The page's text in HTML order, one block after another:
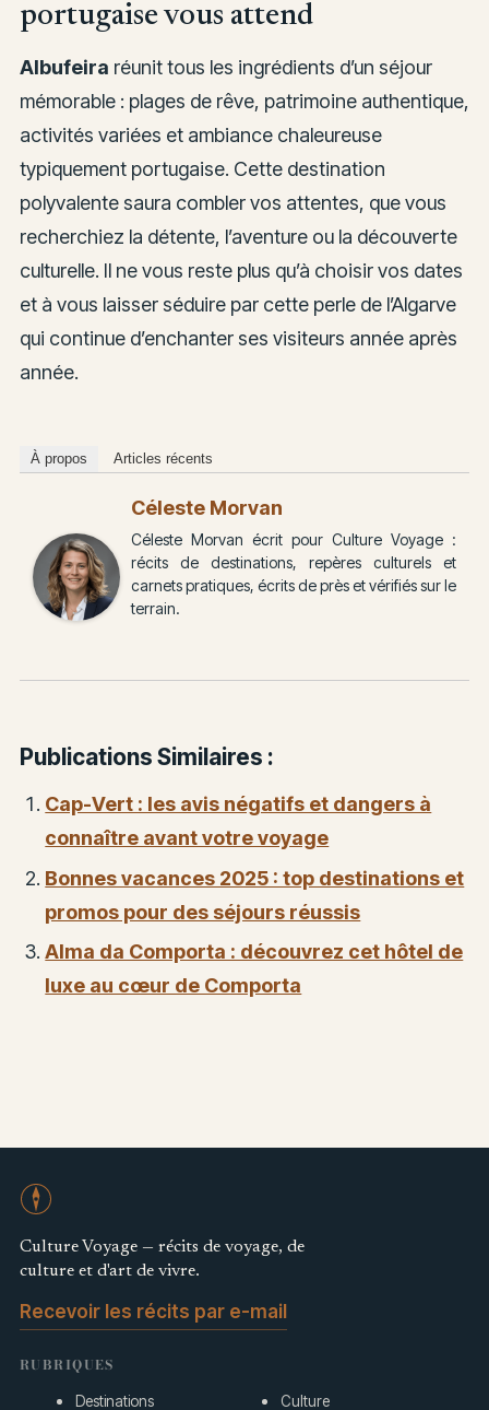
portugaise vous attend
Albufeira réunit tous les ingrédients d’un séjour
mémorable : plages de rêve, patrimoine authentique,
activités variées et ambiance chaleureuse
typiquement portugaise. Cette destination
polyvalente saura combler vos attentes, que vous
recherchiez la détente, l’aventure ou la découverte
culturelle. Il ne vous reste plus qu’à choisir vos dates
et à vous laisser séduire par cette perle de l’Algarve
qui continue d’enchanter ses visiteurs année après
année.
À propos Articles récents
Céleste Morvan
Céleste Morvan écrit pour Culture Voyage :
récits de destinations, repères culturels et
carnets pratiques, écrits de près et vérifiés sur le
terrain.
Publications Similaires :
Cap-Vert : les avis négatifs et dangers à
connaître avant votre voyage
Bonnes vacances 2025 : top destinations et
promos pour des séjours réussis
Alma da Comporta : découvrez cet hôtel de
luxe au cœur de Comporta
Culture Voyage — récits de voyage, de
culture et d'art de vivre.
Recevoir les récits par e-mail
RUBRIQUES
Destinations Culture